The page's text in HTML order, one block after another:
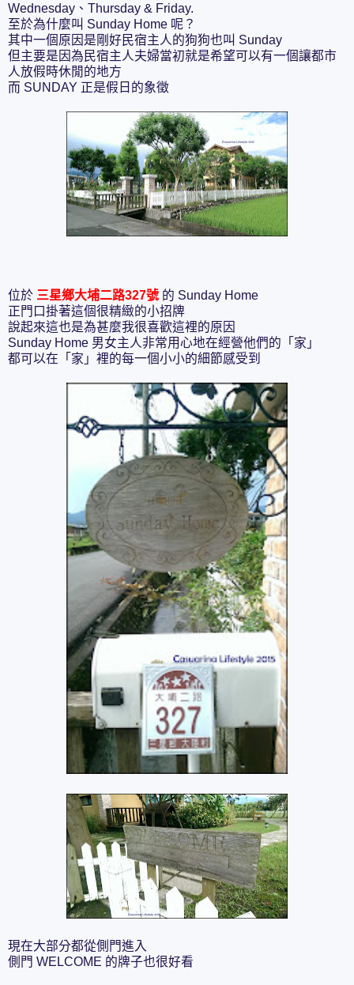
Wednesday、Thursday & Friday.
至於為什麼叫 Sunday Home 呢？
其中一個原因是剛好民宿主人的狗狗也叫 Sunday
但主要是因為民宿主人夫婦當初就是希望可以有一個讓都市
人放假時休閒的地方
而 SUNDAY 正是假日的象徵
位於 三星鄉大埔二路327號 的 Sunday Home
正門口掛著這個很精緻的小招牌
說起來這也是為甚麼我很喜歡這裡的原因
Sunday Home 男女主人非常用心地在經營他們的「家」
都可以在「家」裡的每一個小小的細節感受到
現在大部分都從側門進入
側門 WELCOME 的牌子也很好看